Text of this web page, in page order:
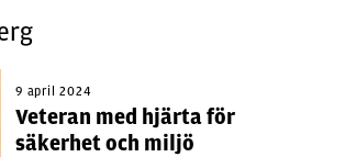
9 april 2024
Veteran med hjärta för
säkerhet och miljö